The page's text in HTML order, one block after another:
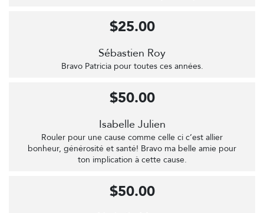
Sébastien Roy
Bravo Patricia pour toutes ces années.
$25.00
Isabelle Julien
Rouler pour une cause comme celle ci c’est allier
bonheur, générosité et santé! Bravo ma belle amie pour
ton implication à cette cause.
$50.00
$50.00